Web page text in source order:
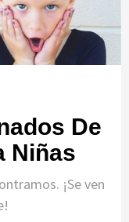
De
Niñas
¡Se ven